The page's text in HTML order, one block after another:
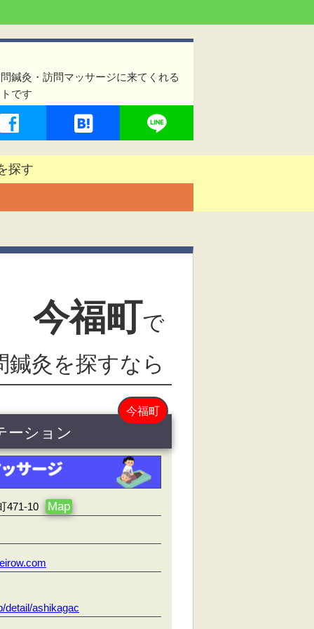
鍼灸・訪問マッサージに来てくれる
です
探す
今福町で
灸を探すなら
今福町
ーション
471-10 Map
detail/ashikagac